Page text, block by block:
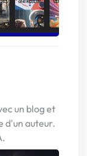
un blog et
d'un auteur.